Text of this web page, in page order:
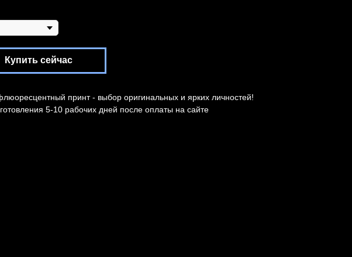
Купить сейчас
принт - выбор оригинальных и ярких личностей!
5-10 рабочих дней после оплаты на сайте